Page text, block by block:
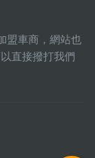
盟車商，網站也
直接撥打我們